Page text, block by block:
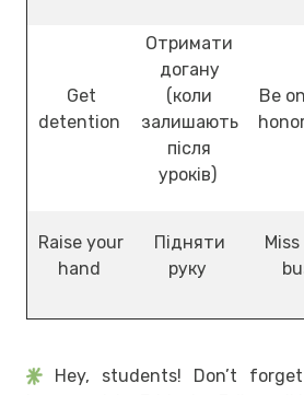
Get
detention
Отримати
догану
(коли
залишають
після
уроків)
Be
Raise your
hand
Підняти
руку
Hey, students! Don’t